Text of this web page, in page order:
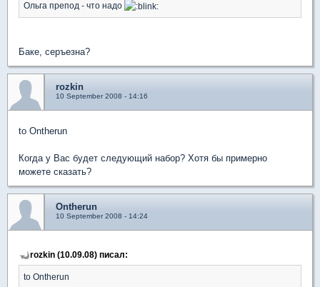
Ольга препод - что надо
Баке, серъезна?
rozkin
10 September 2008 - 14:16
to Ontherun
Когда у Вас будет следующий набор? Хотя бы примерно
можете сказать?
Ontherun
10 September 2008 - 14:24
rozkin (10.09.08) писал:
to Ontherun